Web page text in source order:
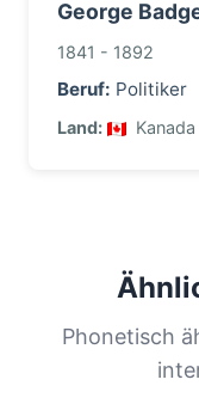
George
1841 - 1892
Beruf: Politiker
Land: Kanada
Phonetisch